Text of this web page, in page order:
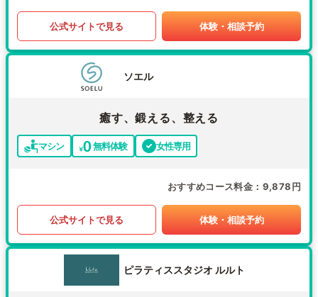
公式サイトで見る 体験・相談予約
ソエル
癒す、鍛える、整える
マシン 無料体験 女性専用
おすすめコース料金 9,878円
公式サイトで見る 体験・相談予約
ピラティススタジオ ルルト